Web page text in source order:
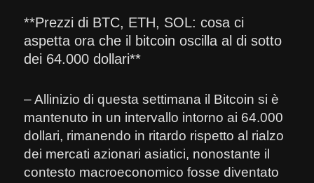
**Prezzi di BTC, ETH, SOL: cosa ci
aspetta ora che il bitcoin oscilla al di sotto
dei 64.000 dollari**
– Allinizio di questa settimana il Bitcoin si è
mantenuto in un intervallo intorno ai 64.000
dollari, rimanendo in ritardo rispetto al rialzo
dei mercati azionari asiatici, nonostante il
contesto macroeconomico fosse diventato